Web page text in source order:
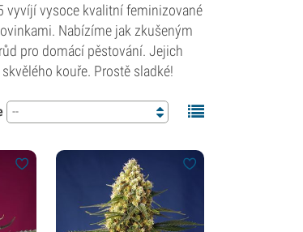
vyvíjí vysoce kvalitní feminizované
Nabízíme jak zkušeným
pro domácí pěstování. Jejich
kouře. Prostě sladké!
--